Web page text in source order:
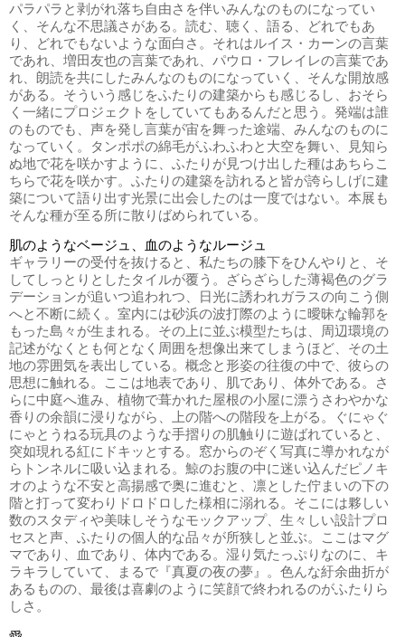
パラパラと剥がれ落ち自由さを伴いみんなのものになってい
く、そんな不思議さがある。読む、聴く、語る、どれでもあ
り、どれでもないような面白さ。それはルイス・カーンの言葉
であれ、増田友也の言葉であれ、パウロ・フレイレの言葉であ
れ、朗読を共にしたみんなのものになっていく、そんな開放感
がある。そういう感じをふたりの建築からも感じるし、おそら
く一緒にプロジェクトをしていてもあるんだと思う。発端は誰
のものでも、声を発し言葉が宙を舞った途端、みんなのものに
なっていく。タンポポの綿毛がふわふわと大空を舞い、見知ら
ぬ地で花を咲かすように、ふたりが見つけ出した種はあちらこ
ちらで花を咲かす。ふたりの建築を訪れると皆が誇らしげに建
築について語り出す光景に出会したのは一度ではない。本展も
そんな種が至る所に散りばめられている。
肌のようなベージュ、血のようなルージュ
ギャラリーの受付を抜けると、私たちの膝下をひんやりと、そ
してしっとりとしたタイルが覆う。ざらざらした薄褐色のグラ
デーションが追いつ追われつ、日光に誘われガラスの向こう側
へと不断に続く。室内には砂浜の波打際のように曖昧な輪郭を
もった島々が生まれる。その上に並ぶ模型たちは、周辺環境の
記述がなくとも何となく周囲を想像出来てしまうほど、その土
地の雰囲気を表出している。概念と形姿の往復の中で、彼らの
思想に触れる。ここは地表であり、肌であり、体外である。さ
らに中庭へ進み、植物で葺かれた屋根の小屋に漂うさわやかな
香りの余韻に浸りながら、上の階への階段を上がる。ぐにゃぐ
にゃとうねる玩具のような手摺りの肌触りに遊ばれていると、
突如現れる紅にドキッとする。窓からのぞく写真に導かれなが
らトンネルに吸い込まれる。鯨のお腹の中に迷い込んだピノキ
オのような不安と高揚感で奥に進むと、凛とした佇まいの下の
階と打って変わりドロドロした様相に溺れる。そこには夥しい
数のスタディや美味しそうなモックアップ、生々しい設計プロ
セスと声、ふたりの個人的な品々が所狭しと並ぶ。ここはマグ
マであり、血であり、体内である。湿り気たっぷりなのに、キ
ラキラしていて、まるで『真夏の夜の夢』。色んな紆余曲折が
あるものの、最後は喜劇のように笑顔で終われるのがふたりら
しさ。